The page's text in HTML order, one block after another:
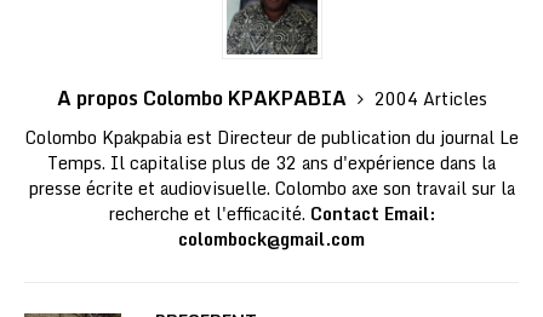
A propos Colombo KPAKPABIA
2004 Articles
Colombo Kpakpabia est Directeur de publication du journal Le
Temps. Il capitalise plus de 32 ans d'expérience dans la
presse écrite et audiovisuelle. Colombo axe son travail sur la
recherche et l'efficacité. Contact Email:
colombock@gmail.com